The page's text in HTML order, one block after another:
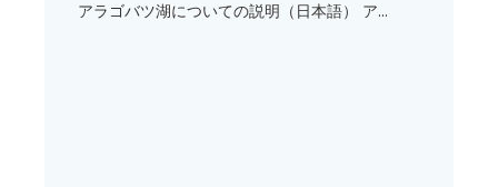
アラゴバツ湖についての説明（日本語） ア...